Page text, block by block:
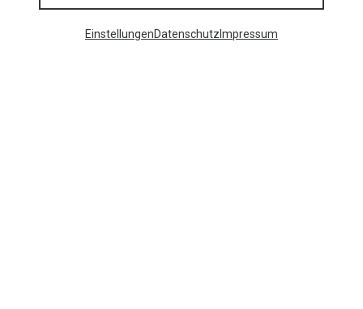
EinstellungenDatenschutz Impressum